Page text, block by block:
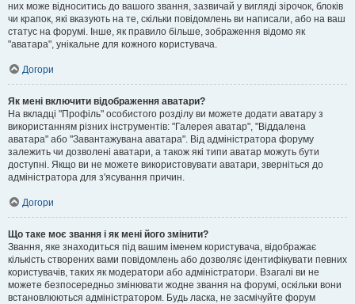
них може відноситись до вашого звання, зазвичай у вигляді зірочок, блоків
чи крапок, які вказують на те, скільки повідомлень ви написали, або на ваш
статус на форумі. Інше, як правило більше, зображення відомо як
"аватара", унікальне для кожного користувача.
Догори
Як мені включити відображення аватари?
На вкладці "Профіль" особистого розділу ви можете додати аватару з
використанням різних інструментів: "Галерея аватар", "Віддалена
аватара" або "Завантажувана аватара". Від адміністратора форуму
залежить чи дозволені аватари, а також які типи аватар можуть бути
доступні. Якщо ви не можете використовувати аватари, зверніться до
адміністратора для з'ясування причин.
Догори
Що таке моє звання і як мені його змінити?
Звання, яке знаходиться під вашим іменем користувача, відображає
кількість створених вами повідомлень або дозволяє ідентифікувати певних
користувачів, таких як модератори або адміністратори. Взагалі ви не
можете безпосередньо змінювати жодне звання на форумі, оскільки вони
встановлюються адміністратором. Будь ласка, не засмічуйте форум